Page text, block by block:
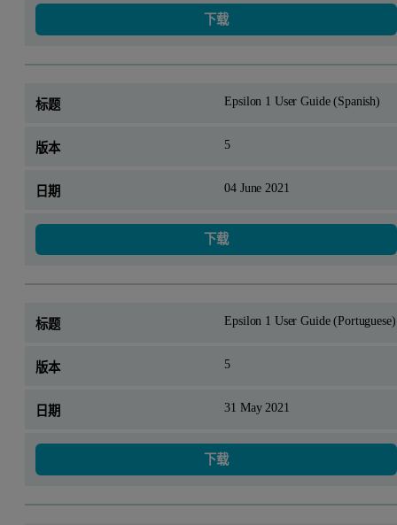
下载
Epsilon 1 User Guide (Spanish)
5
04 June 2021
下载
Epsilon 1 User Guide (Portuguese)
5
31 May 2021
下载